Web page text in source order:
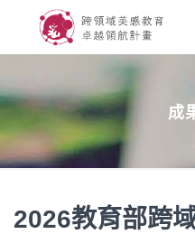
成
2026教育部跨